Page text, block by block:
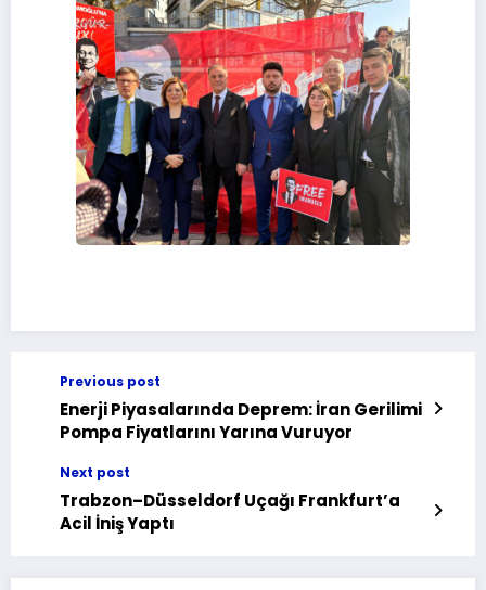
Previous post
Enerji Piyasalarında Deprem: İran Gerilimi
Pompa Fiyatlarını Yarına Vuruyor
Next post
Trabzon–Düsseldorf Uçağı Frankfurt’a
Acil İniş Yaptı